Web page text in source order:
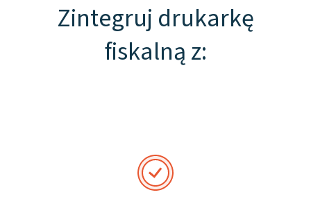
Zintegruj drukarkę
fiskalną z: